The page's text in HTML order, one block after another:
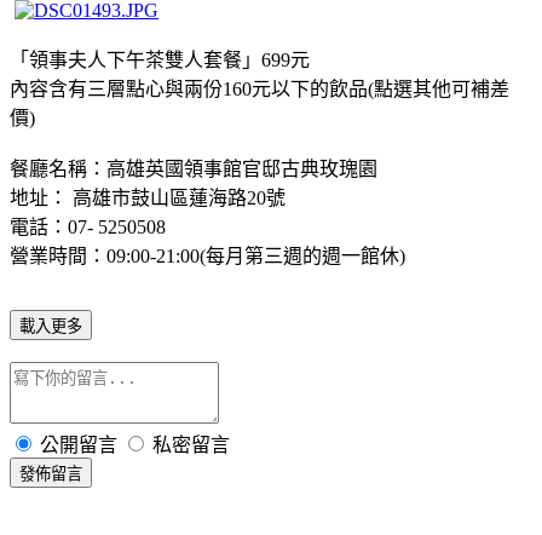
「 領事夫人下午茶雙人套餐」699元
內容含有三層點心與兩份160元以下的飲品(點選其他可補差
價)
餐廳名稱：高雄英國領事館官邸古典玫瑰園
地址：
高雄市鼓山區蓮海路20號
電話： 07- 5250508
營業時間： 09:00-21:00(每月第三週的週一館休)
載入更多
公開留言 私密留言
發佈留言